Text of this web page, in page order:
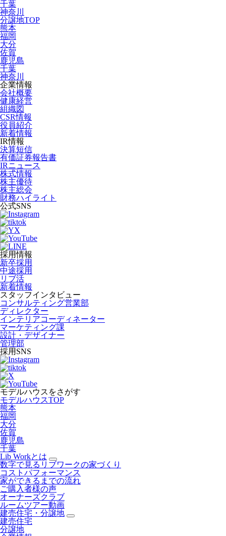
千葉
神奈川
分譲地TOP
熊本
福岡
大分
佐賀
鹿児島
千葉
神奈川
企業情報
会社概要
健康経営
組織図
CSR情報
役員紹介
新着情報
IR情報
決算短信
有価証券報告書
IRニュース
株式情報
株主優待
株主総会
財務ハイライト
公式SNS
採用情報
新卒採用
中途採用
リブ活
新着情報
スタッフインタビュー
コンサルティング営業部
ディレクター
インテリアコーディネーター
マーケティング課
設計・デザイナー
管理部
採用SNS
モデルハウスをさがす
モデルハウスTOP
熊本
福岡
大分
佐賀
鹿児島
千葉
Lib Workとは
数字で見るリブワークの家づくり
コストパフォーマンス
家ができるまでの流れ
ご購入者様の声
オーナーズクラブ
ルームツアー動画
建売住宅・分譲地
建売住宅
分譲地